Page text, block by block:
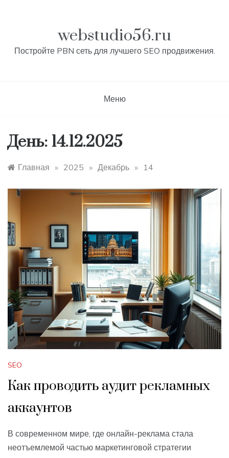
webstudio56.ru
Постройте PBN сеть для лучшего SEO продвижения.
Меню
День: 14.12.2025
Главная » 2025 » Декабрь » 14
SEO
Как проводить аудит рекламных
аккаунтов
В современном мире, где онлайн-реклама стала
неотъемлемой частью маркетинговой стратегии